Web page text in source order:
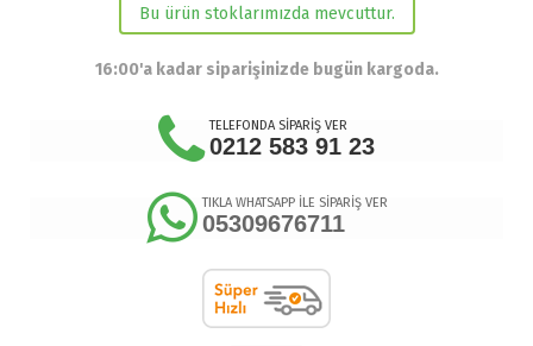
Bu ürün stoklarımızda mevcuttur.
16:00'a kadar siparişinizde bugün kargoda.
TELEFONDA SİPARİŞ VER
0212 583 91 23
TIKLA WHATSAPP İLE SİPARİŞ VER
05309676711